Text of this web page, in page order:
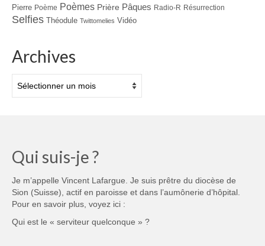
Pierre Poème Poèmes Prière Pâques Radio-R Résurrection
Selfies Théodule Twittomelies Vidéo
Archives
Qui suis-je ?
Je m’appelle Vincent Lafargue. Je suis prêtre du diocèse de
Sion (Suisse), actif en paroisse et dans l’aumônerie d’hôpital.
Pour en savoir plus, voyez ici :
Qui est le « serviteur quelconque » ?